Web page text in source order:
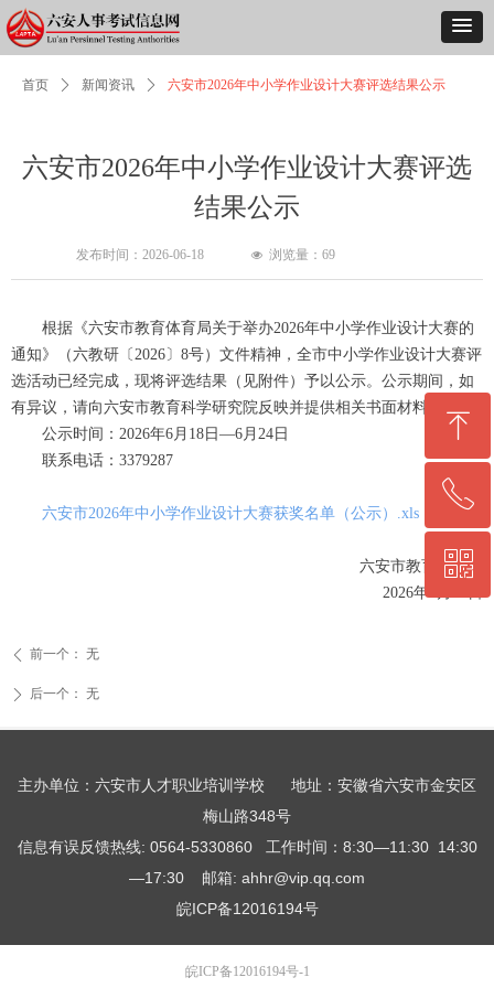
六安市2026年中小学作业设计大赛评选
结果公示
根据《六安市教育体育局关于举办2026年中小学作业设计大赛的
通知》（六教研〔2026〕8号）文件精神，全市中小学作业设计大赛评
选活动已经完成，现将评选结果（见附件）予以公示。公示期间，如
有异议，请向六安市教育科学研究院反映并提供相关书面材料。
公示时间：2026年6月18日—6月24日
联系电话：3379287
六安市2026年中小学作业设计大赛获奖名单（公示）.xls
六安市教育体育局
2026年6月18日
首页 ꄲ 新闻资讯 ꄲ 六安市2026年中小学作业设计大赛评选结果公示
发布时间： 2026-06-18 넶 浏览量： 69
ꄴ 前一个： 无
ꄲ 后一个： 无
主办单位：六安市人才职业培训学校 地址：安徽省六安市金安区
梅山路348号
信息有误反馈热线: 0564-5330860 工作时间：8:30—11:30 14:30
—17:30 邮箱: ahhr@vip.qq.com
皖ICP备12016194号
皖ICP备12016194号-1
ꁸ
回到顶部
ꂅ
0564-5330860
ꀥ